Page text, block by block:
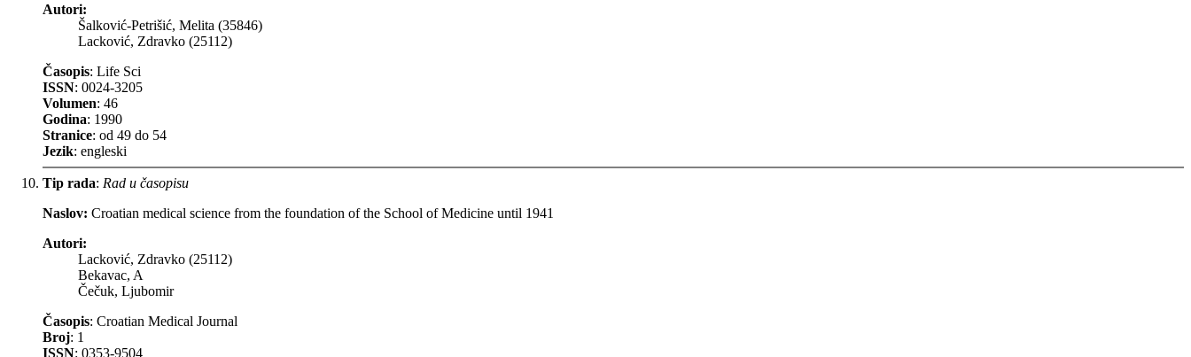
Autori:
Šalković-Petrišić, Melita (35846)
Lacković, Zdravko (25112)
Časopis: Life Sci
ISSN: 0024-3205
Volumen: 46
Godina: 1990
Stranice: od 49 do 54
Jezik: engleski
Tip rada: Rad u časopisu
Naslov: Croatian medical science from the foundation of the School of Medicine until 1941
Autori:
Lacković, Zdravko (25112)
Bekavac, A
Čečuk, Ljubomir
Časopis: Croatian Medical Journal
Broj: 1
ISSN: 0353-9504